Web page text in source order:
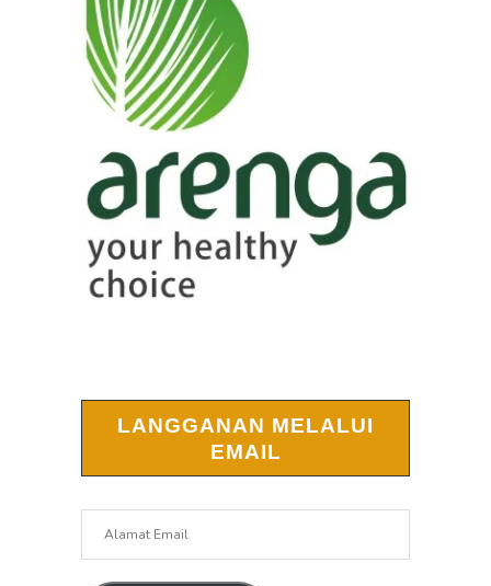
LANGGANAN MELALUI
EMAIL